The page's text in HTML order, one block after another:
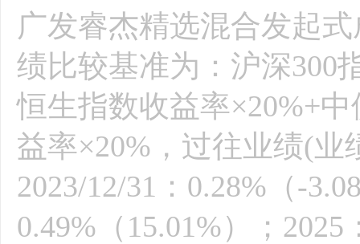
广发睿杰精选混合发起
绩比较基准为：沪深300
恒生指数收益率×20%+
益率×20%，过往业绩(业
2023/12/31：0.28%（-
0.49%（15.01%）；